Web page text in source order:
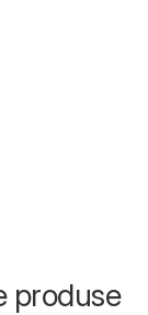
produse